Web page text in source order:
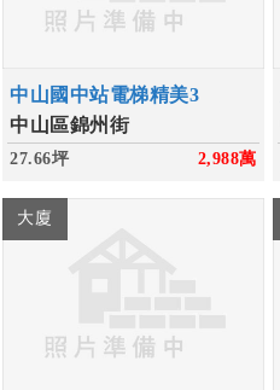
中山國中站電梯精美3
中山區錦州街
27.66坪 2,988萬
大廈